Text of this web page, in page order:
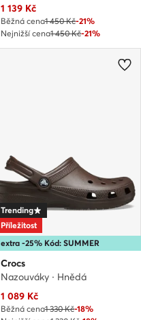
Aktuální cena
1 139 Kč
Běžná cena1 450 Kč-21%
Nejnižší cena1 450 Kč-21%
extra -25% Kód: SUMMER
Trending
Příležitost
Crocs
Nazouváky · Hnědá
Aktuální cena
1 089 Kč
Běžná cena1 330 Kč-18%